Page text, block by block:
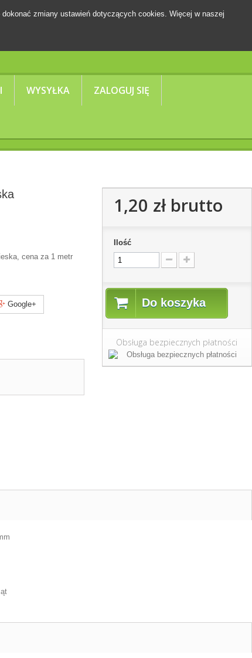
WYSYŁKA ZALOGUJ SIĘ
zmiany ustawień dotyczących cookies. Więcej w naszej
cena za 1 metr
Google+
1,20 złbrutto
Ilość
Do koszyka
Obsługa bezpiecznych płatności